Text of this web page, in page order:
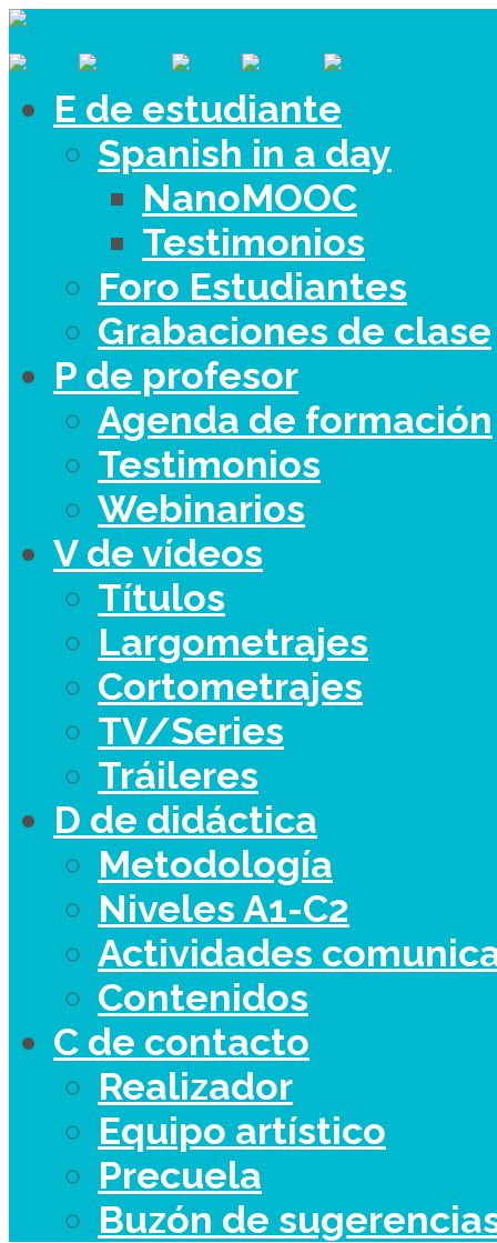
E de estudiante
Spanish in a day
NanoMOOC
Testimonios
Foro Estudiantes
Grabaciones de clase
P de profesor
Agenda de formación
Testimonios
Webinarios
V de vídeos
Títulos
Largometrajes
Cortometrajes
TV/Series
Tráileres
D de didáctica
Metodología
Niveles A1-C2
Actividades
Contenidos
C de contacto
Realizador
Equipo artístico
Precuela
Buzón de